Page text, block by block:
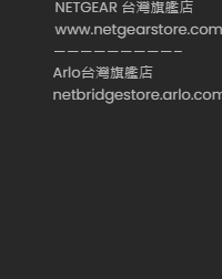
—————————–